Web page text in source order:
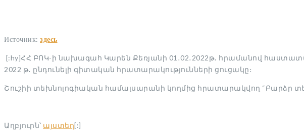
Источник: здесь
[:hy]ՀՀ ԲՈԿ-ի նախագահ Կարեն Քեռյանի 01․02․2022թ․ հրամանով
2022 թ․ ընդունելի գիտական հրատարակությունների ցուցակը։
Շուշիի տեխնոլոգիական համալսարանի կողմից հրատարակվող “Բարձր
Աղբյուրն՝ այստեղ[:]